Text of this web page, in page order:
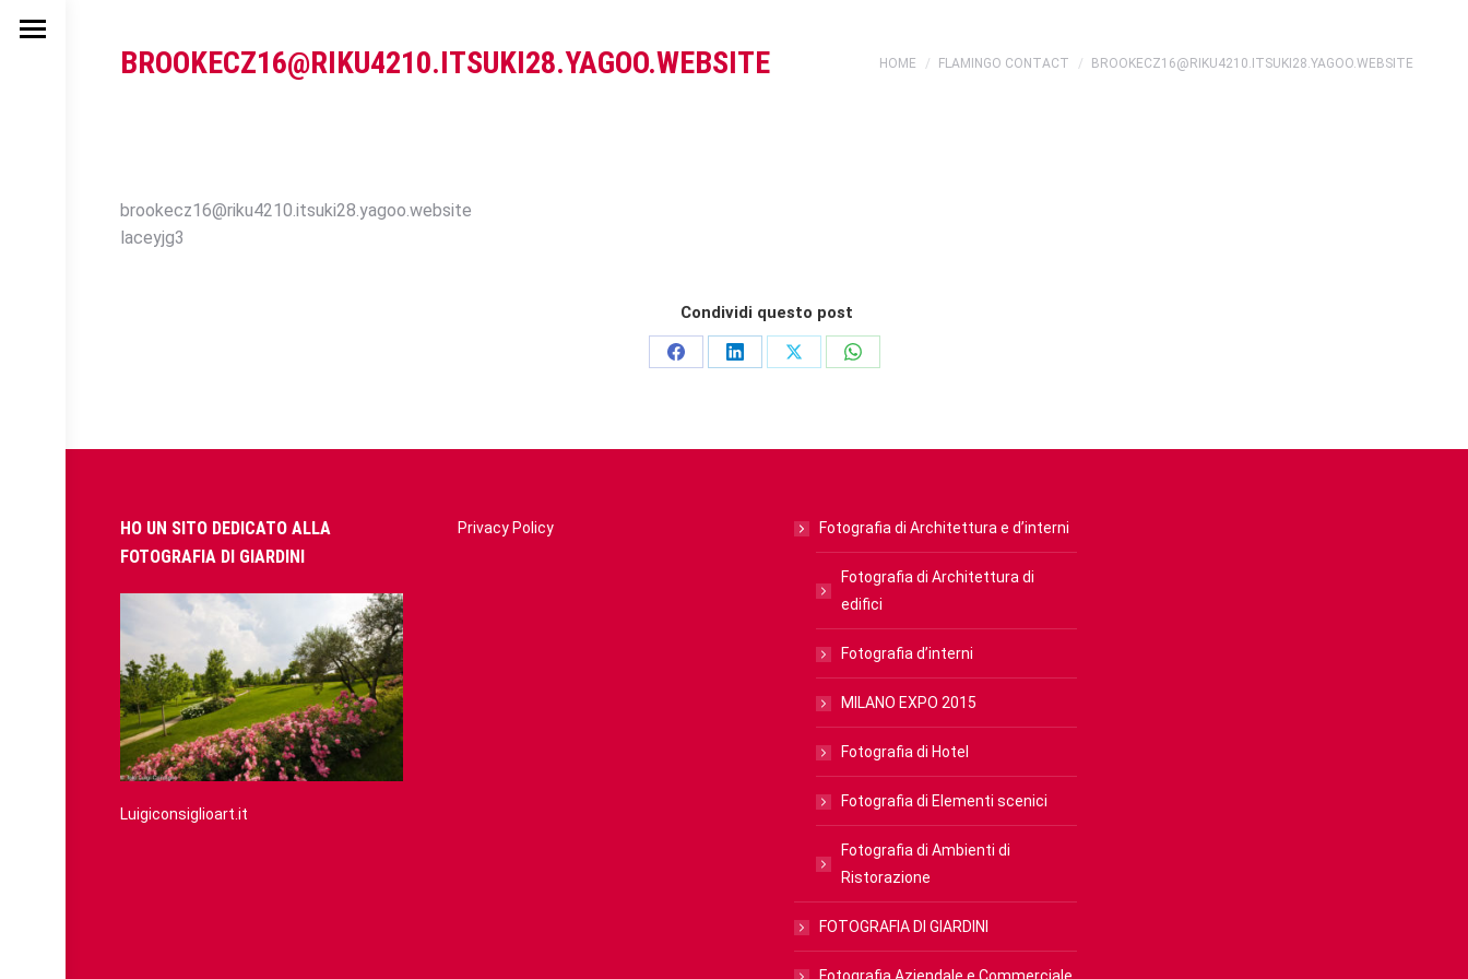
BROOKECZ16@RIKU4210.ITSUKI28.YAGOO.WEBSITE You are here:
HOME FLAMINGO CONTACT BROOKECZ16@RIKU4210.ITSUKI28.YAGOO.WEBSITE
brookecz16@riku4210.itsuki28.yagoo.website
laceyjg3
Condividi questo post
Share
Share
Share
Share
HO UN SITO DEDICATO ALLA
FOTOGRAFIA DI GIARDINI
Luigiconsiglioart.it
Privacy Policy Fotografia di Architettura e d’interni
Fotografia di Architettura di
edifici
Fotografia d’interni
MILANO EXPO 2015
Fotografia di Hotel
Fotografia di Elementi scenici
Fotografia di Ambienti di
Ristorazione
FOTOGRAFIA DI GIARDINI